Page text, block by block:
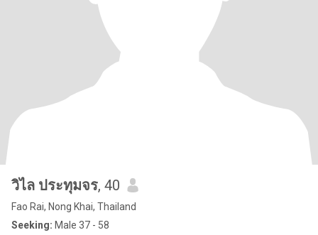
วิไล ประทุมจร, 40
Fao Rai, Nong Khai, Thailand
Seeking: Male 37 - 58